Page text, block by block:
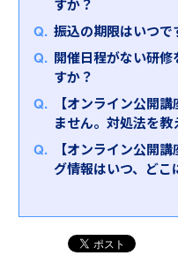
交渉・調整力研修ラ
とはいえ「なかなか
は、ぜひお気軽にお
詳細をヒアリングさ
まにおすすめの研修
交渉とは、「相手を
「Win-Winの関係を保
修では、①事前調査
明確化とシナリオ
想定した実践的なロ
り、学んだスキルの
◆ワークのポイント
・過去の経験から、
なかった交渉を振り
事前準備をする交渉
ただきます。ケース
調整を行い、現実に
りと身につけていた
◆ワークのポイント
・過去に調整が失敗
る
・調整者に必要なリ
・ステークホルダー
整する順番を考える
・想定される批判・
・自分の意見ばかり
手から反発を受ける
【研修内容・特徴】
本研修では、「言い
ィブコミュニケーシ
ーティブとは、相手
ら、自分の主張を正
富なワーク・ケース
ニケーションスキル
◆研修のポイント
すか？
振込の期限はいつで
開催日程がない研
すか？
【オンライン公開
ません。対処法を教
【オンライン公開
グ情報はいつ、どこ